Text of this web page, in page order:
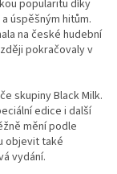
popularitu díky
úspěšným hitům.
na české hudební
pokračovaly v
skupiny Black Milk.
edice i další
mění podle
objevit také
vydání.